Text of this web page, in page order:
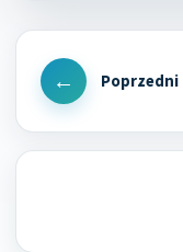
Nawigacja
wpisu
Previous